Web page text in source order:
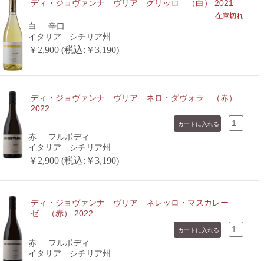
ディ・ジョヴァンナ ヴリア グリッロ （白） 2021
在庫切れ
白
辛口
イタリア シチリア州
￥2,900 (税込:￥3,190)
ディ・ジョヴァンナ ヴリア ネロ・ダヴォラ （赤）
2022
赤
フルボディ
イタリア シチリア州
￥2,900 (税込:￥3,190)
ディ・ジョヴァンナ ヴリア ネレッロ・マスカレー
ゼ （赤） 2022
赤
フルボディ
イタリア シチリア州